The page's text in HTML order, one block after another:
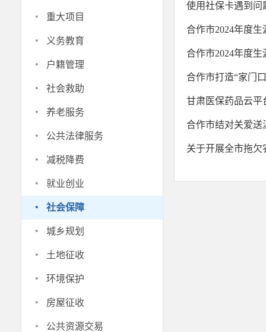
· 重大项目
· 义务教育
· 户籍管理
· 社会救助
· 养老服务
· 公共法律服务
· 减税降费
· 就业创业
· 社会保障
· 城乡规划
· 土地征收
· 环境保护
· 房屋征收
· 公共资源交易
使用社保卡遇到问
合作市2024年度
合作市2024年度
合作市打造“家门
甘肃医保药品云平
合作市结对关爱送
关于开展全市拖